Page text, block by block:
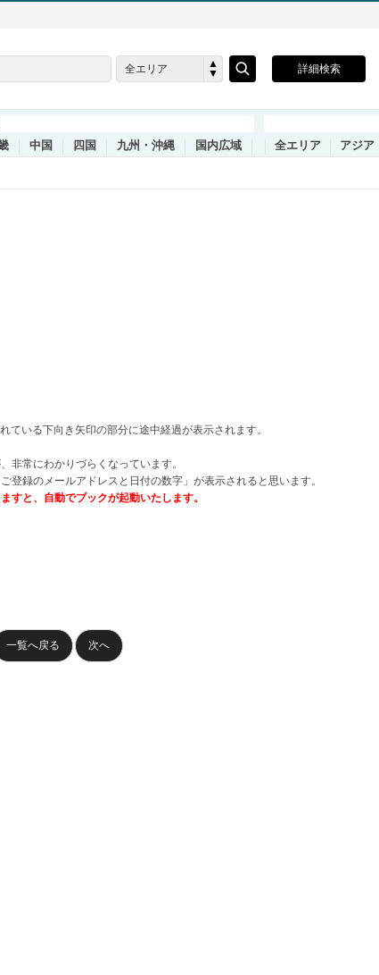
全エリア 詳細検索
中国 四国 九州・沖縄 国内広域
全エリア
アジア
ている下向き矢印の部分に途中経過が表示されます。
非常にわかりづらくなっています。
録のメールアドレスと日付の数字」が表示されると思います。
すと、自動でブックが起動いたします。
一覧へ戻る 次へ